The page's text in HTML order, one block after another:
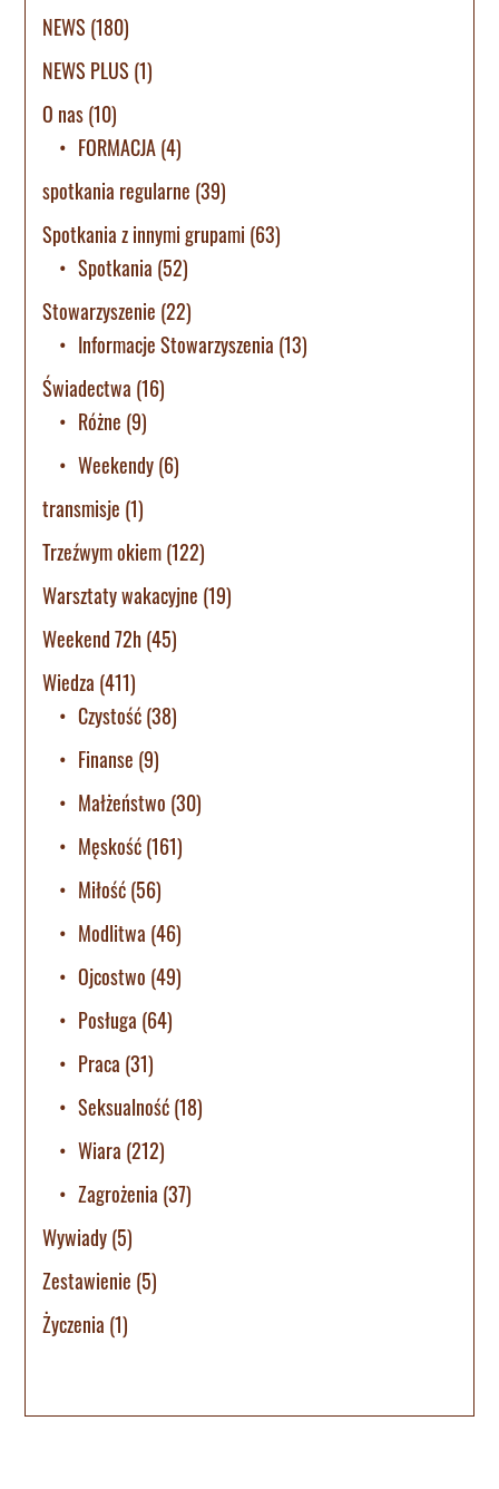
NEWS (180)
NEWS PLUS (1)
O nas(10)
FORMACJA(4)
spotkania regularne (39)
Spotkania z innymi grupami (63)
Spotkania (52)
Stowarzyszenie (22)
Informacje Stowarzyszenia (13)
Świadectwa (16)
Różne (9)
Weekendy(6)
transmisje (1)
Trzeźwym okiem(122)
Warsztaty wakacyjne (19)
Weekend 72h(45)
Wiedza (411)
Czystość(38)
Finanse (9)
Małżeństwo (30)
Męskość(161)
Miłość(56)
Modlitwa (46)
Ojcostwo (49)
Posługa (64)
Praca (31)
Seksualność(18)
Wiara (212)
Zagrożenia (37)
Wywiady(5)
Zestawienie (5)
Życzenia (1)